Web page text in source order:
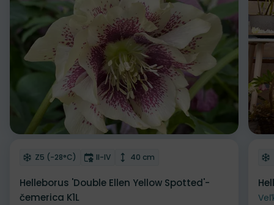
Odober do zoznamu želaní
Mrazuvzdornosť
Z5 (-28°C) Doba kvitnutia
II-IV Výška rastliny
40 cm
Helleborus 'Double Ellen Yellow Spotted'-
čemerica K1L